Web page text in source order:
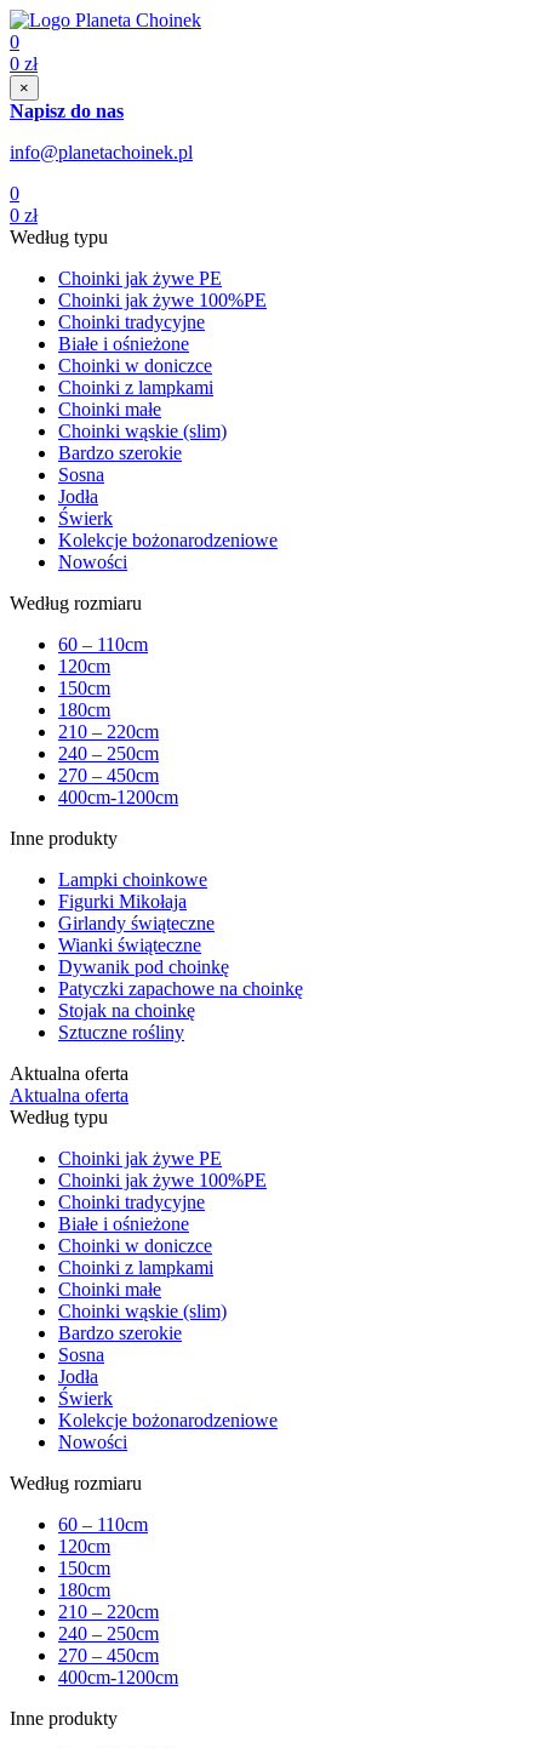
0
0 zł
×
Napisz do nas
info@planetachoinek.pl
0
0 zł
Według typu
Choinki jak żywe PE
Choinki jak żywe 100%PE
Choinki tradycyjne
Białe i ośnieżone
Choinki w doniczce
Choinki z lampkami
Choinki małe
Choinki wąskie (slim)
Bardzo szerokie
Sosna
Jodła
Świerk
Kolekcje bożonarodzeniowe
Nowości
Według rozmiaru
60 – 110cm
120cm
150cm
180cm
210 – 220cm
240 – 250cm
270 – 450cm
400cm-1200cm
Inne produkty
Lampki choinkowe
Figurki Mikołaja
Girlandy świąteczne
Wianki świąteczne
Dywanik pod choinkę
Patyczki zapachowe na choinkę
Stojak na choinkę
Sztuczne rośliny
Aktualna oferta
Aktualna oferta
Według typu
Choinki jak żywe PE
Choinki jak żywe 100%PE
Choinki tradycyjne
Białe i ośnieżone
Choinki w doniczce
Choinki z lampkami
Choinki małe
Choinki wąskie (slim)
Bardzo szerokie
Sosna
Jodła
Świerk
Kolekcje bożonarodzeniowe
Nowości
Według rozmiaru
60 – 110cm
120cm
150cm
180cm
210 – 220cm
240 – 250cm
270 – 450cm
400cm-1200cm
Inne produkty